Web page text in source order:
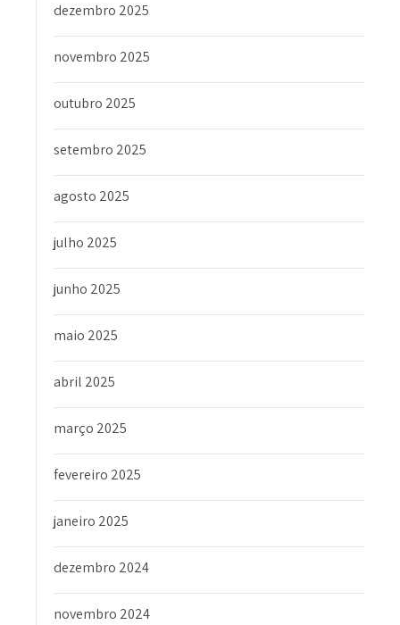
dezembro 2025
novembro 2025
outubro 2025
setembro 2025
agosto 2025
julho 2025
junho 2025
maio 2025
abril 2025
março 2025
fevereiro 2025
janeiro 2025
dezembro 2024
novembro 2024